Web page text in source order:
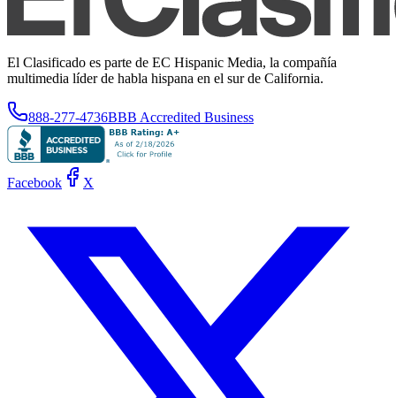
El Clasificado es parte de EC Hispanic Media, la compañía
multimedia líder de habla hispana en el sur de California.
888-277-4736BBB Accredited Business
Facebook X